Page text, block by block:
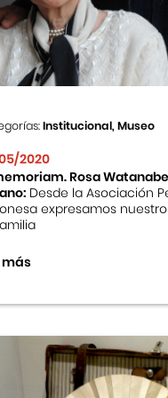
Cultural Peruano
de la Inmigración
Editorial
Peruano Japonés
Institucional, Museo
2020
Rosa
Desde la Asociación
expresamos